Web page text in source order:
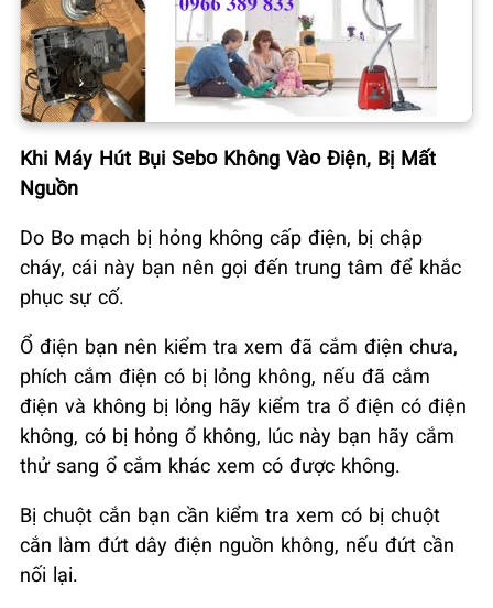
Khi Máy Hút Bụi Sebo Không Vào Điện, Bị Mất
Nguồn
Do Bo mạch bị hỏng không cấp điện, bị chập
cháy, cái này bạn nên gọi đến trung tâm để khắc
phục sự cố.
Ổ điện bạn nên kiểm tra xem đã cắm điện chưa,
phích cắm điện có bị lỏng không, nếu đã cắm
điện và không bị lỏng hãy kiểm tra ổ điện có điện
không, có bị hỏng ổ không, lúc này bạn hãy cắm
thử sang ổ cắm khác xem có được không.
Bị chuột cắn bạn cần kiểm tra xem có bị chuột
cắn làm đứt dây điện nguồn không, nếu đứt cần
nối lại.